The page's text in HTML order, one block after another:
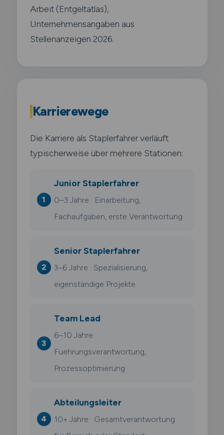
Arbeit (Entgeltatlas),
Unternehmensangaben aus
Stellenanzeigen 2026.
Karrierewege
Die Karriere als Staplerfahrer verläuft
typischerweise über mehrere Stationen:
Junior Staplerfahrer
0–3 Jahre · Einarbeitung,
Fachaufgaben, erste Verantwortung
Senior Staplerfahrer
3–6 Jahre · Spezialisierung,
eigenständige Projekte
Team Lead
6–10 Jahre ·
Fuehrungsverantwortung,
Prozessoptimierung
Abteilungsleiter
10+ Jahre · Gesamtverantwortung